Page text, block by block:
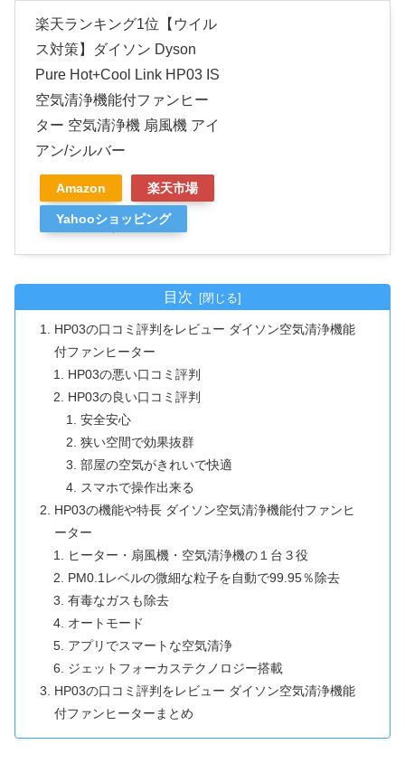
楽天ランキング1位【ウイル
ス対策】ダイソン Dyson
Pure Hot+Cool Link HP03 IS
空気清浄機能付ファンヒー
ター 空気清浄機 扇風機 アイ
アン/シルバー
Amazon 楽天市場
Yahooショッピング
目次
HP03の口コミ評判をレビュー ダイソン空気清浄機能
付ファンヒーター
HP03の悪い口コミ評判
HP03の良い口コミ評判
安全安心
狭い空間で効果抜群
部屋の空気がきれいで快適
スマホで操作出来る
HP03の機能や特長 ダイソン空気清浄機能付ファンヒ
ーター
ヒーター・扇風機・空気清浄機の１台３役
PM0.1レベルの微細な粒子を自動で99.95％除去
有毒なガスも除去
オートモード
アプリでスマートな空気清浄
ジェットフォーカステクノロジー搭載
HP03の口コミ評判をレビュー ダイソン空気清浄機能
付ファンヒーターまとめ